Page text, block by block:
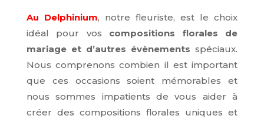
Au Delphinium, notre fleuriste, est le choix
idéal pour vos compositions florales de
mariage et d’autres évènements spéciaux.
Nous comprenons combien il est important
que ces occasions soient mémorables et
nous sommes impatients de vous aider à
créer des compositions florales uniques et